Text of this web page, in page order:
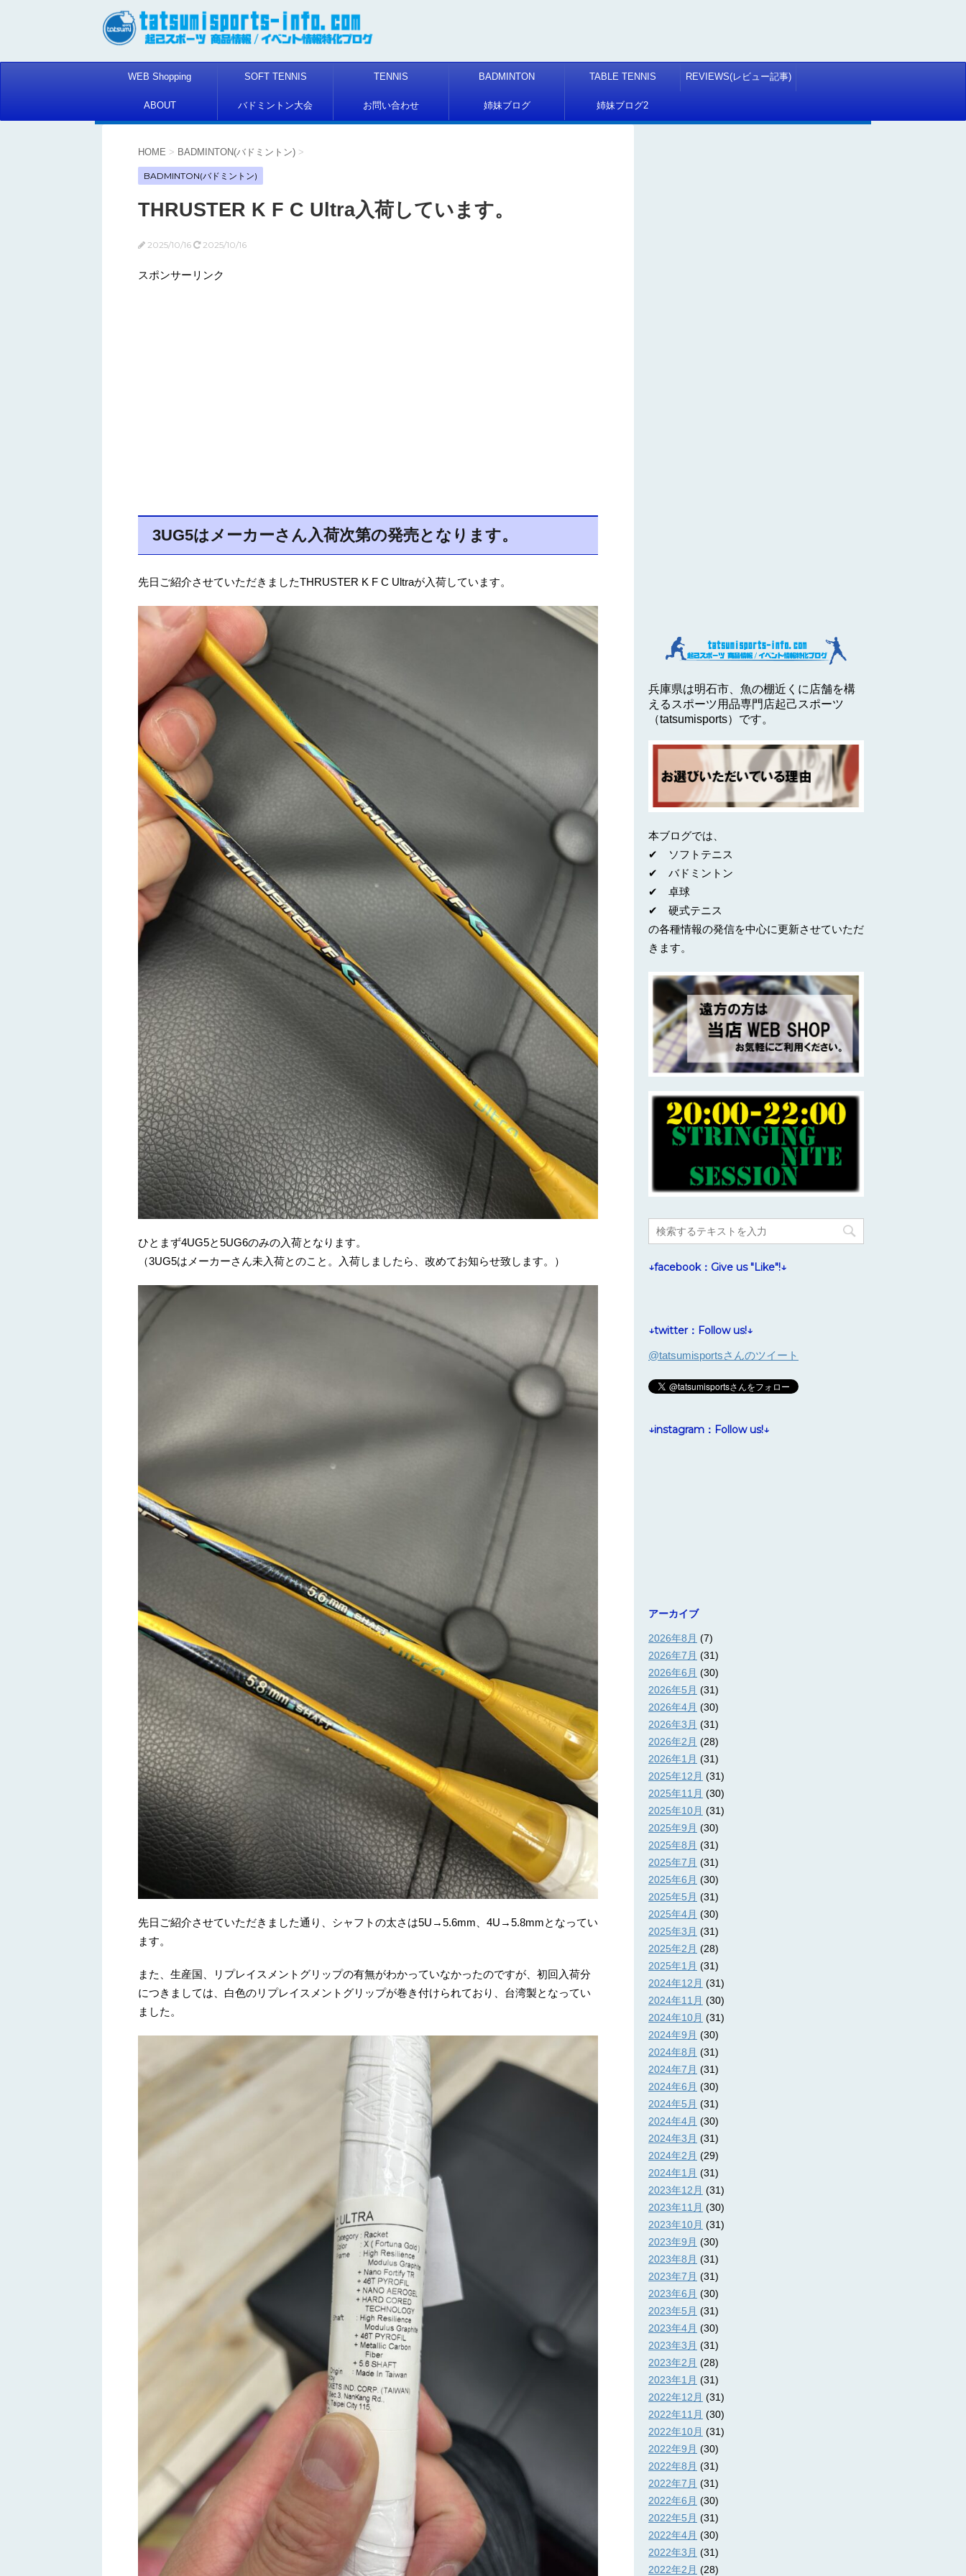
WEB Shopping SOFT TENNIS TENNIS BADMINTON TABLE TENNIS REVIEWS(レビュー記事)
ABOUT バドミントン大会 お問い合わせ 姉妹ブログ 姉妹ブログ2
HOME > BADMINTON(バドミントン) >
BADMINTON(バドミントン)
THRUSTER K F C Ultra入荷しています。
2025/10/16 2025/10/16
スポンサーリンク
3UG5はメーカーさん入荷次第の発売となります。
先日ご紹介させていただきましたTHRUSTER K F C Ultraが入荷しています。
ひとまず4UG5と5UG6のみの入荷となります。
（3UG5はメーカーさん未入荷とのこと。入荷しましたら、改めてお知らせ致します。）
先日ご紹介させていただきました通り、シャフトの太さは5U→5.6mm、4U→5.8mmとなってい
ます。
また、生産国、リプレイスメントグリップの有無がわかっていなかったのですが、初回入荷分
につきましては、白色のリプレイスメントグリップが巻き付けられており、台湾製となってい
ました。
兵庫県は明石市、魚の棚近くに店舗を構
えるスポーツ用品専門店起己スポーツ
（tatsumisports）です。
本ブログでは、
✔ ソフトテニス
✔ バドミントン
✔ 卓球
✔ 硬式テニス
の各種情報の発信を中心に更新させていただ
きます。
↓facebook：Give us "Like"!↓
↓twitter：Follow us!↓
@tatsumisportsさんのツイート
↓instagram：Follow us!↓
アーカイブ
2026年8月 (7)
2026年7月 (31)
2026年6月 (30)
2026年5月 (31)
2026年4月 (30)
2026年3月 (31)
2026年2月 (28)
2026年1月 (31)
2025年12月 (31)
2025年11月 (30)
2025年10月 (31)
2025年9月 (30)
2025年8月 (31)
2025年7月 (31)
2025年6月 (30)
2025年5月 (31)
2025年4月 (30)
2025年3月 (31)
2025年2月 (28)
2025年1月 (31)
2024年12月 (31)
2024年11月 (30)
2024年10月 (31)
2024年9月 (30)
2024年8月 (31)
2024年7月 (31)
2024年6月 (30)
2024年5月 (31)
2024年4月 (30)
2024年3月 (31)
2024年2月 (29)
2024年1月 (31)
2023年12月 (31)
2023年11月 (30)
2023年10月 (31)
2023年9月 (30)
2023年8月 (31)
2023年7月 (31)
2023年6月 (30)
2023年5月 (31)
2023年4月 (30)
2023年3月 (31)
2023年2月 (28)
2023年1月 (31)
2022年12月 (31)
2022年11月 (30)
2022年10月 (31)
2022年9月 (30)
2022年8月 (31)
2022年7月 (31)
2022年6月 (30)
2022年5月 (31)
2022年4月 (30)
2022年3月 (31)
2022年2月 (28)